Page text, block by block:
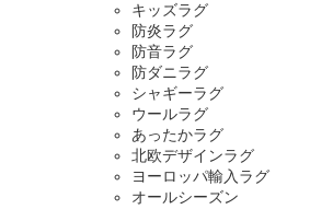
キッズラグ
防炎ラグ
防音ラグ
防ダニラグ
シャギーラグ
ウールラグ
あったかラグ
北欧デザインラグ
ヨーロッパ輸入ラグ
オールシーズン